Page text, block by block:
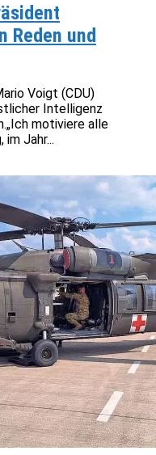
Reden und
Voigt (CDU)
Intelligenz
motiviere alle
Jahr...